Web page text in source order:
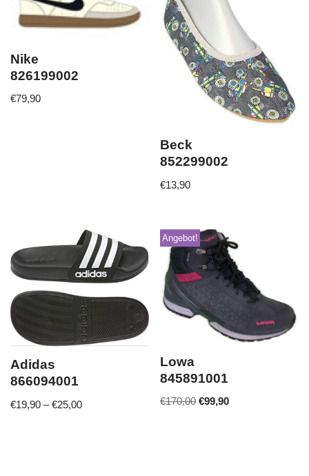
Nike
826199002
€79,90
Beck
852299002
€13,90
Adidas
866094001
€19,90 –€25,00
Angebot!
Lowa
845891001
€170,00 €99,90